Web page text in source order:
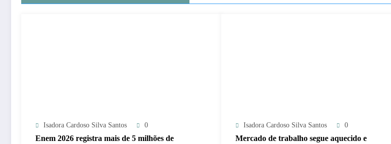
Isadora Cardoso Silva Santos 0
Enem 2026 registra mais de 5 milhões de
Isadora Cardoso Silva Santos 0
Mercado de trabalho segue aquecido e